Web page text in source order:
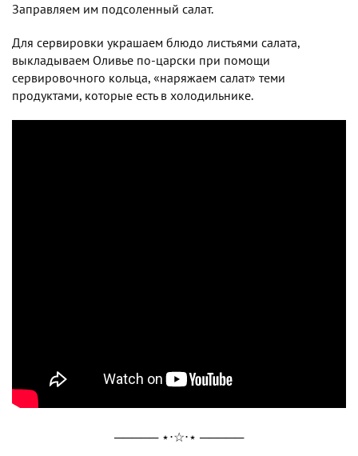
Заправляем им подсоленный салат.
Для сервировки украшаем блюдо листьями салата,
выкладываем Оливье по-царски при помощи
сервировочного кольца, «наряжаем салат» теми
продуктами, которые есть в холодильнике.
───── ⋆⋅☆⋅⋆ ─────